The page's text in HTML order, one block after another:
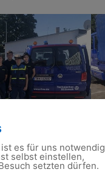
es für uns notwendig
selbst einstellen,
setzten dürfen.